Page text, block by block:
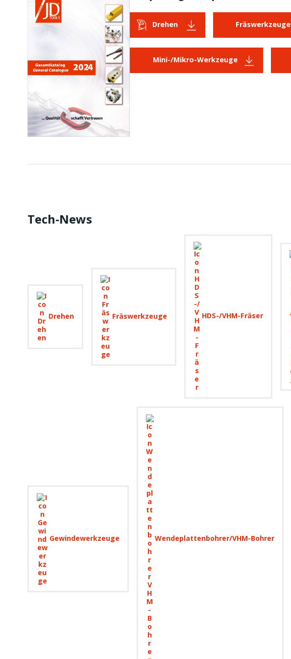
Drehen Fräswerkzeuge
Mini-/Mikro-Werkzeuge
Tech-News
Drehen Fräswerkzeuge HDS-/VHM-Fräser
Gewindewerkzeuge Wendeplattenbohrer/VHM-Bohrer